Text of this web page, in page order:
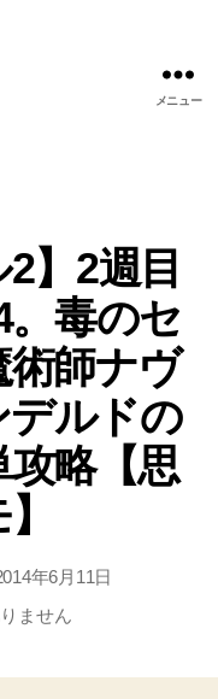
メニュー
】2週目
。毒のセ
師ナヴ
デルドの
攻略【思
年6月11日
ません